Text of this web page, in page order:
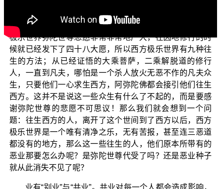
带业往生西方算是一种逃避应该负起的责任吗？西方
极乐世界弥陀世尊悲愿非常非常地广大，在因地修行的时
候就已经发下了四十八大愿，所以西方极乐世界有九种往
生的方法；从已经证悟的大乘菩萨，二乘解脱道的修行
人，一直到凡夫，哪怕是一个杀人放火无恶不作的凡夫众
生，只要他们一心求生西方，阿弥陀佛都会接引他们往生
西方。这并不是说这一些众生有什么了不起的，而是要感
谢弥陀世尊的悲愿不可思议！那么我们就会想到一个问
题：往生西方的人，离开了这个世间到了西方以后，西方
极乐世界是一个唯有清净之乐，无有苦报，甚至连三恶道
都没有的地方，那么这一些往生的人，他们原本所带有的
恶业那要怎么办呢？是弥陀世尊代受了吗？还是恶业种子
就从此消失不见了呢？
业有“别业”与“共业”。共业对每一个人都会造成影响，